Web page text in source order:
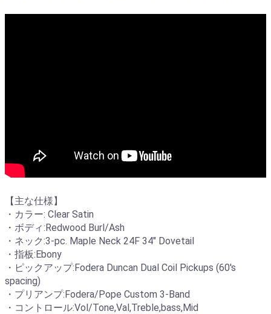
【主な仕様】
・カラー: Clear Satin
・ボディ:Redwood Burl/Ash
・ネック:3-pc. Maple Neck 24F 34" Dovetail
・指板:Ebony
・ピックアップ:Fodera Duncan Dual Coil Pickups (60's
spacing)
・プリアンプ:Fodera/Pope Custom 3-Band
・コントロール:Vol/Tone,Val,Treble,bass,Mid